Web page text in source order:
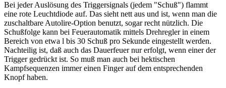
Bei jeder Auslösung des Triggersignals (jedem "Schuß") flammt
eine rote Leuchtdiode auf. Das sieht nett aus und ist, wenn man die
zuschaltbare Autolire-Option benutzt, sogar recht nützlich. Die
Schußfolge kann bei Feuerautomatik mittels Drehregler in einem
Bereich von etwa l bis 30 Schuß pro Sekunde eingestellt werden.
Nachteilig ist, daß auch das Dauerfeuer nur erfolgt, wenn einer der
Trigger gedrückt ist. So muß man auch bei hektischen
Kampfsequenzen immer einen Finger auf dem entsprechenden
Knopf haben.